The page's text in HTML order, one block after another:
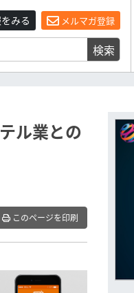
みる メルマガ登録
検索
ル業との
このページを印刷